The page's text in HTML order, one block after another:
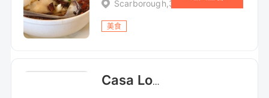
Scarborough,3 Watford Dr Glen
美食
Casa Loma 古堡